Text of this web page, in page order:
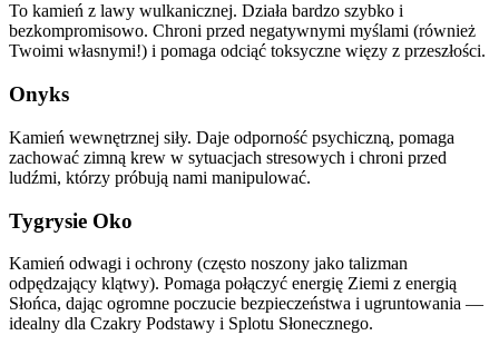
To kamień z lawy wulkanicznej. Działa bardzo szybko i
bezkompromisowo. Chroni przed negatywnymi myślami (również
Twoimi własnymi!) i pomaga odciąć toksyczne więzy z przeszłości.
Onyks
Kamień wewnętrznej siły. Daje odporność psychiczną, pomaga
zachować zimną krew w sytuacjach stresowych i chroni przed
ludźmi, którzy próbują nami manipulować.
Tygrysie Oko
Kamień odwagi i ochrony (często noszony jako talizman
odpędzający klątwy). Pomaga połączyć energię Ziemi z energią
Słońca, dając ogromne poczucie bezpieczeństwa i ugruntowania —
idealny dla Czakry Podstawy i Splotu Słonecznego.